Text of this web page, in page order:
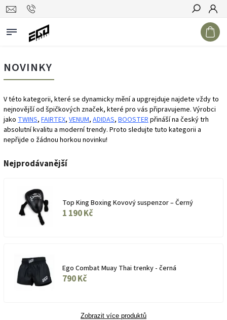
Hledat
NOVINKY
V této kategorii, které se dynamicky mění a upgrejduje najdete vždy to
nejnovější od špičkových značek, které pro vás připravujeme. Výrobci
jako TWINS, FAIRTEX, VENUM, ADIDAS, BOOSTERpřináší na český trh
absolutní kvalitu a moderní trendy. Proto sledujte tuto kategorii a
nepřijde o žádnou horkou novinku!
Nejprodávanější
Top King Boxing Kovový suspenzor – Černý
1 190 Kč
Ego Combat Muay Thai trenky - černá
790 Kč
Zobrazit více produktů